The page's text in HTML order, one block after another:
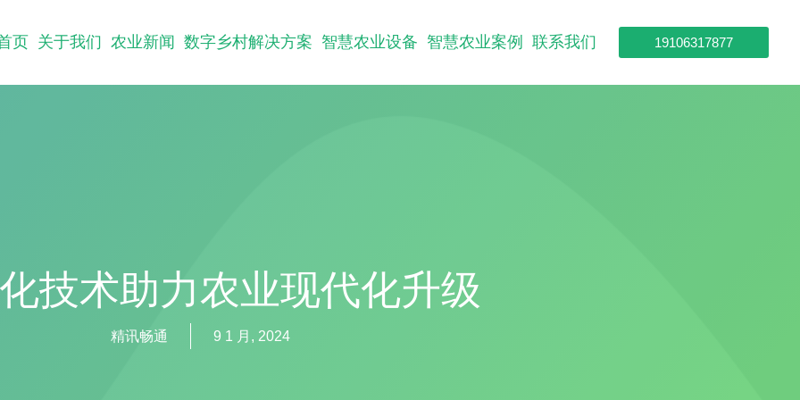
页 关于我们 农业新闻 数字乡村解决方案 智慧农业设备 智慧农业案例 联系我们 19106317877
技术助力农业现代化升级
精讯畅通 9 1 月, 2024